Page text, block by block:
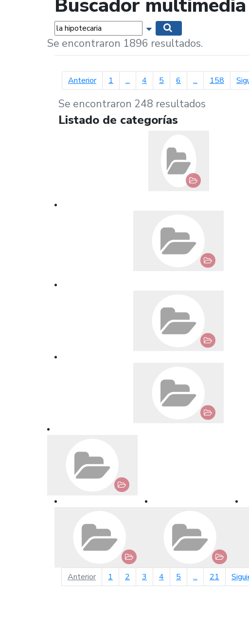
Buscador multimedia
Palabras... Mostrar opciones de
Se encontraron 1896 resultados.
Anteriorpágina anterior
1 ... 4 5 6 ... 158
Se encontraron 248 resultados
Listado de categorías
Anteriorpágina anterior
1 2 3 4 5 ... 21